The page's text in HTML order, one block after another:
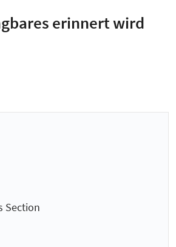
erinnert wird
Section